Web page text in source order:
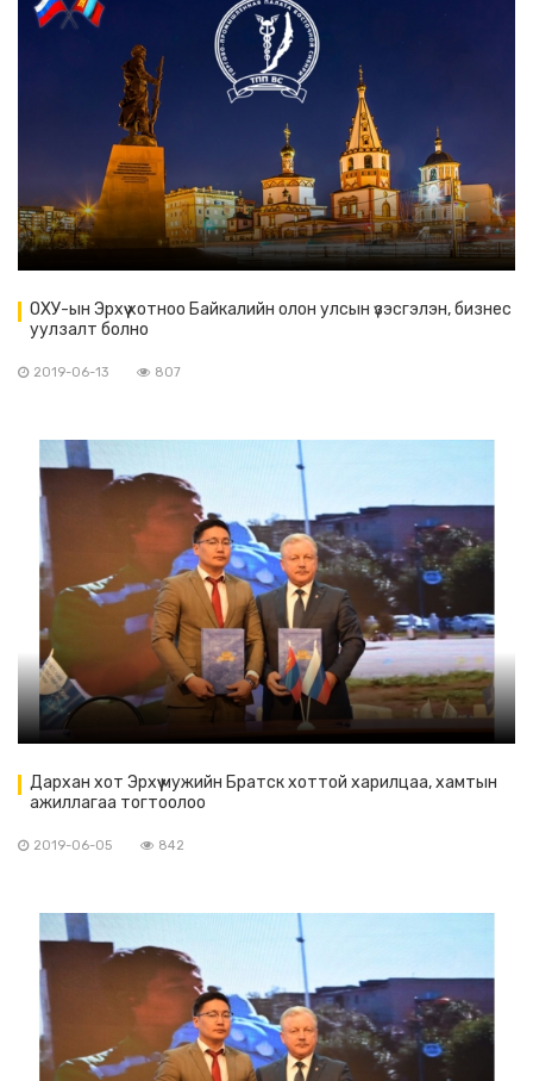
ОХУ-ын Эрхүү хотноо Байкалийн олон улсын үзэсгэлэн, бизнес
уулзалт болно
2019-06-13 807
Дархан хот Эрхүү мужийн Братск хоттой харилцаа, хамтын
ажиллагаа тогтоолоо
2019-06-05 842